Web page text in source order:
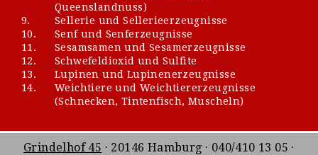
Queenslandnuss)
9.
Sellerie und Sellerieerzeugnisse
10.
Senf und Senferzeugnisse
11.
Sesamsamen und Sesamerzeugnisse
12.
Schwefeldioxid und Sulfite
13.
Lupinen und Lupinenerzeugnisse
14.
Weichtiere und Weichtiererzeugnisse
(Schnecken, Tintenfisch, Muscheln)
Grindelhof 45 · 20146 Hamburg · 040/410 13 05 ·